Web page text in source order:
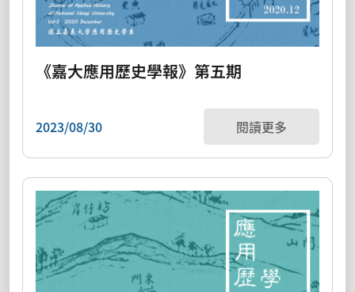
《嘉大應用歷史學報》第五期
2023/08/30 閱讀更多